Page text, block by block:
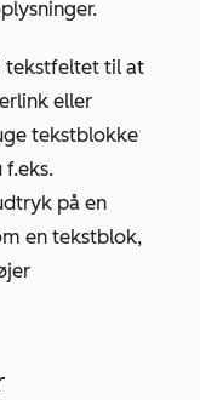
tekstfeltet til at
eller
tekstblokke
f.eks.
på en
en tekstblok,